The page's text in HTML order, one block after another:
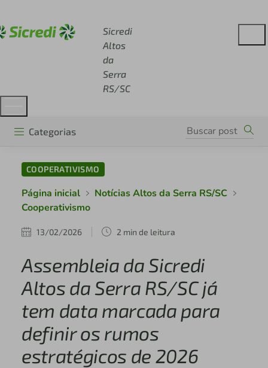
Sicredi
Altos
da
Serra
RS/SC
Categorias
COOPERATIVISMO
Página inicial
Notícias Altos da Serra RS/SC
Cooperativismo
13/02/2026 2 min de leitura
Assembleia da Sicredi
Altos da Serra RS/SC já
tem data marcada para
definir os rumos
estratégicos de 2026